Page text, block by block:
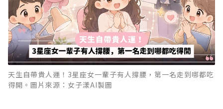
天生自帶貴人運！3星座女一輩子有人撐腰，第一名走到哪都吃
得開。圖片來源：女子漾AI製圖